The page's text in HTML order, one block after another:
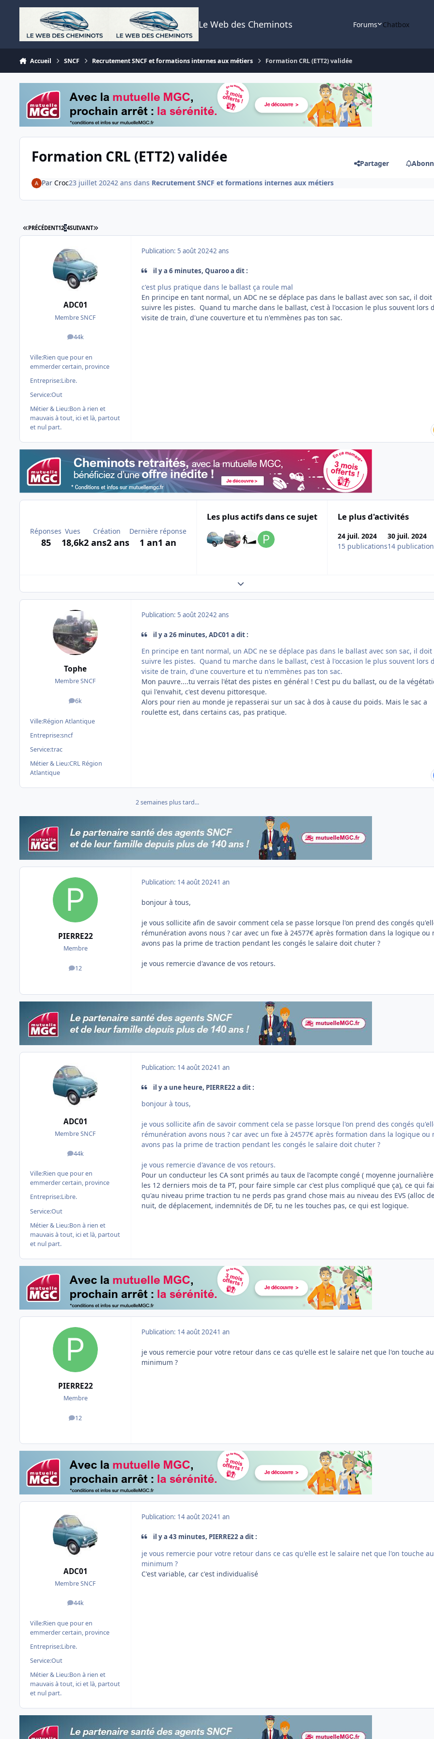
Aller au contenu
Le Web des Cheminots Forums Chatbox
Accueil SNCF Recrutement SNCF et formations internes aux métiers Formation CRL (ETT2) validée
Formation CRL (ETT2) validée Partager
Par Croc23 juillet 20242 ans dans Recrutement SNCF et formations internes aux métiers
PREMIÈRE PAGE
PRÉCÉDENT1234SUIVANT DERNIÈRE PAGE
ADC01
Membre SNCF
44k
messages
Ville:Rien que pour en
emmerder certain, province
Entreprise:Libre.
Service:Out
Métier & Lieu:Bon à rien et
mauvais à tout, ici et là, partout
et nul part.
Publication: 5 août 20242 ans
il y a 6 minutes, Quaroo a dit :
c'est plus pratique dans le ballast ça roule mal
En principe en tant normal, un ADC ne se déplace pas dans le ballast avec son sac, il doit
suivre les pistes. Quand tu marche dans le ballast, c'est à l'occasion le plus souvent lors
visite de train, d'une couverture et tu n'emmènes pas ton sac.
Réponses
85
Vues
18,6k
Création
2 ans2 ans
Dernière réponse
1 an1 an
Les plus actifs dans ce sujet Le plus d'activités
24 juil. 2024
15 publications
30 juil. 2024
14
Expand topic overview
Tophe
Membre SNCF
6k
messages
Ville:Région Atlantique
Entreprise:sncf
Service:trac
Métier & Lieu:CRL Région
Atlantique
Publication: 5 août 20242 ans
il y a 26 minutes, ADC01 a dit :
En principe en tant normal, un ADC ne se déplace pas dans le ballast avec son sac, il doit
suivre les pistes. Quand tu marche dans le ballast, c'est à l'occasion le plus souvent lors
visite de train, d'une couverture et tu n'emmènes pas ton sac.
Mon pauvre....tu verrais l'état des pistes en général ! C'est pu du ballast, ou de la
qui l'envahit, c'est devenu pittoresque.
Alors pour rien au monde je repasserai sur un sac à dos à cause du poids. Mais le sac a
roulette est, dans certains cas, pas pratique.
2 semaines plus tard...
PIERRE22
Membre
12
messages
Publication: 14 août 20241 an
bonjour à tous,
je vous sollicite afin de savoir comment cela se passe lorsque l'on prend des congés
rémunération avons nous ? car avec un fixe à 24577€ après formation dans la logique ou
avons pas la prime de traction pendant les congés le salaire doit chuter ?
je vous remercie d'avance de vos retours.
ADC01
Membre SNCF
44k
messages
Ville:Rien que pour en
emmerder certain, province
Entreprise:Libre.
Service:Out
Métier & Lieu:Bon à rien et
mauvais à tout, ici et là, partout
et nul part.
Publication: 14 août 20241 an
il y a une heure, PIERRE22 a dit :
bonjour à tous,
je vous sollicite afin de savoir comment cela se passe lorsque l'on prend des congés
rémunération avons nous ? car avec un fixe à 24577€ après formation dans la logique ou
avons pas la prime de traction pendant les congés le salaire doit chuter ?
je vous remercie d'avance de vos retours.
Pour un conducteur les CA sont primés au taux de l'acompte congé ( moyenne
les 12 derniers mois de ta PT, pour faire simple car c'est plus compliqué que ça), ce qui
qu'au niveau prime traction tu ne perds pas grand chose mais au niveau des EVS (alloc
nuit, de déplacement, indemnités de DF, tu ne les touches pas, ce qui est logique.
PIERRE22
Membre
12
messages
Publication: 14 août 20241 an
je vous remercie pour votre retour dans ce cas qu'elle est le salaire net que l'on touche au
minimum ?
ADC01
Membre SNCF
44k
messages
Ville:Rien que pour en
emmerder certain, province
Entreprise:Libre.
Service:Out
Métier & Lieu:Bon à rien et
mauvais à tout, ici et là, partout
et nul part.
Publication: 14 août 20241 an
il y a 43 minutes, PIERRE22 a dit :
je vous remercie pour votre retour dans ce cas qu'elle est le salaire net que l'on touche au
minimum ?
C'est variable, car c'est individualisé